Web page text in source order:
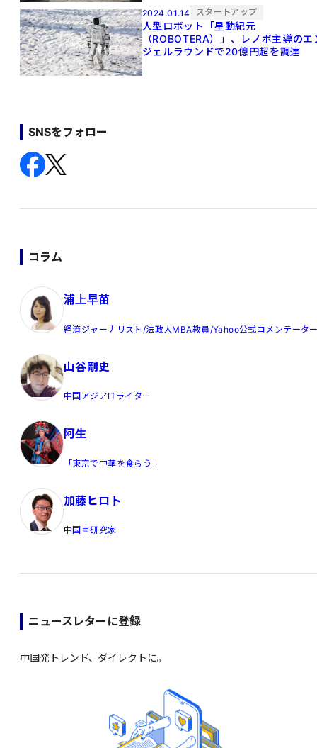
2024.01.14 スタートアップ
人型ロボット「星動紀元
（ROBOTERA）」、レノボ主導のエ
ジェルラウンドで20億円超を調達
SNSをフォロー
コラム
浦上早苗
経済ジャーナリスト/法政大MBA教員/Yahoo公式コメンテータ
山谷剛史
中国アジアITライター
阿生
「東京で中華を食らう」
加藤ヒロト
中国車研究家
ニュースレターに登録
中国発トレンド、ダイレクトに。